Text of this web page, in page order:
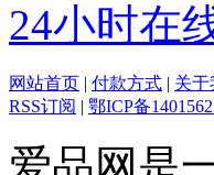
24小时在
网站首页 | 付款方式 | 关于
RSS订阅 | 鄂ICP备